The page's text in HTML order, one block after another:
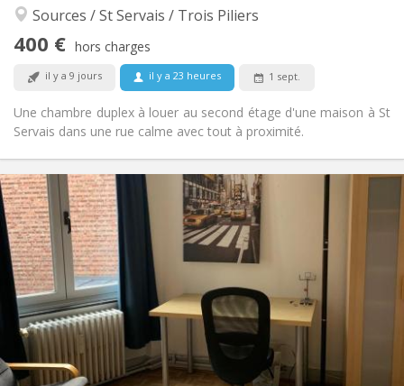
Sources / St Servais / Trois Piliers
400 € hors charges
il y a 9 jours il y a 23 heures 1 sept.
Une chambre duplex à louer au second étage d'une maison à St
Servais dans une rue calme avec tout à proximité.
Calme, studieuse
Non
360 €
100 €
12 mois
Domiciliation:
Non
Aménagement
Privée
Commune
100 m
2